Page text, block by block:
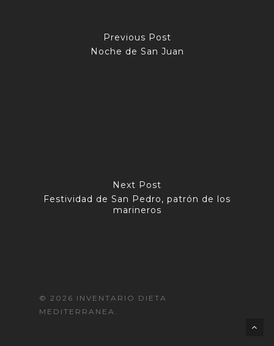
Previous Post
Noche de San Juan
Next Post
Festividad de San Pedro, patrón de los
marineros
© 2026 INVENTARIO DIETA
MEDITERRANEA.